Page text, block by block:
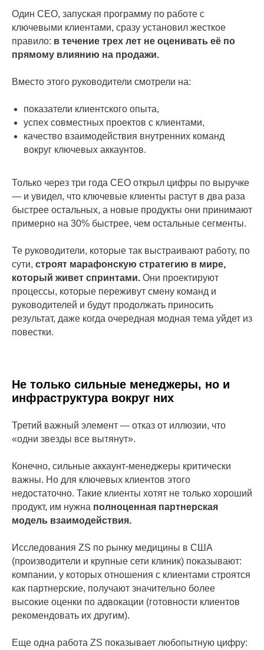
Один CEO, запуская программу по работе с
ключевыми клиентами, сразу установил жесткое
правило: в течение трех лет не оценивать её по
прямому влиянию на продажи.
Вместо этого руководители смотрели на:
показатели клиентского опыта,
успех совместных проектов с клиентами,
качество взаимодействия внутренних команд
вокруг ключевых аккаунтов.
Только через три года CEO открыл цифры по выручке
— и увидел, что ключевые клиенты растут в два раза
быстрее остальных, а новые продукты они принимают
примерно на 30% быстрее, чем остальные сегменты.
Те руководители, которые так выстраивают работу, по
сути, строят марафонскую стратегию в мире,
который живет спринтами. Они проектируют
процессы, которые переживут смену команд и
руководителей и будут продолжать приносить
результат, даже когда очередная модная тема уйдет из
повестки.
Не только сильные менеджеры, но и
инфраструктура вокруг них
Третий важный элемент — отказ от иллюзии, что
«одни звезды все вытянут».
Конечно, сильные аккаунт-менеджеры критически
важны. Но для ключевых клиентов этого
недостаточно. Такие клиенты хотят не только хороший
продукт, им нужна полноценная партнерская
модель взаимодействия.
Исследования ZS по рынку медицины в США
(производители и крупные сети клиник) показывают:
компании, у которых отношения с клиентами строятся
как партнерские, получают значительно более
высокие оценки по адвокации (готовности клиентов
рекомендовать их другим).
Еще одна работа ZS показывает любопытную цифру: